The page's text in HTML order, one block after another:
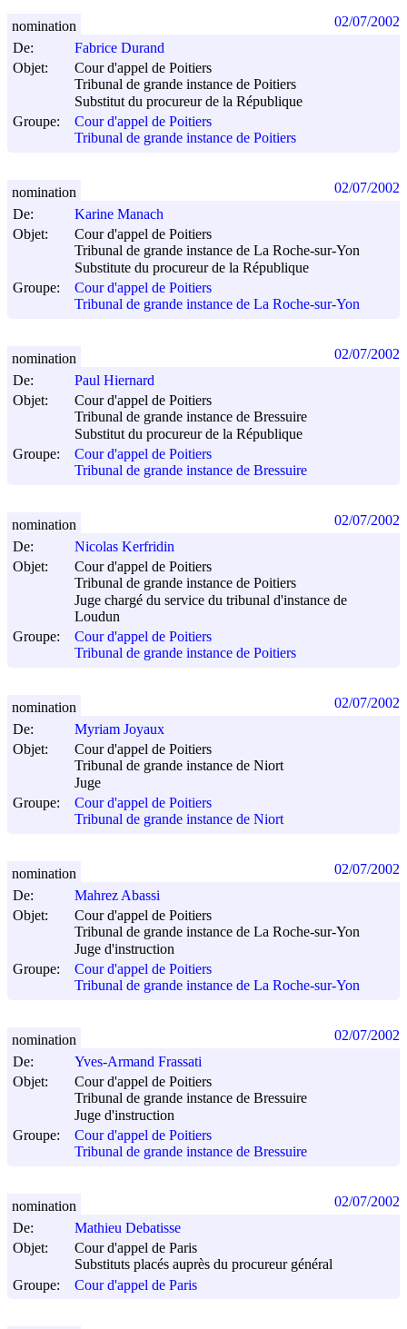
De:
Fabrice Durand
Objet:
Cour d'appel de Poitiers
Tribunal de grande instance de Poitiers
Substitut du procureur de la République
Groupe:
Cour d'appel de Poitiers
Tribunal de grande instance de Poitiers
nomination 02/07/2002
De:
Karine Manach
Objet:
Cour d'appel de Poitiers
Tribunal de grande instance de La Roche-sur-Yon
Substitute du procureur de la République
Groupe:
Cour d'appel de Poitiers
Tribunal de grande instance de La Roche-sur-Yon
nomination 02/07/2002
De:
Paul Hiernard
Objet:
Cour d'appel de Poitiers
Tribunal de grande instance de Bressuire
Substitut du procureur de la République
Groupe:
Cour d'appel de Poitiers
Tribunal de grande instance de Bressuire
nomination 02/07/2002
De:
Nicolas Kerfridin
Objet:
Cour d'appel de Poitiers
Tribunal de grande instance de Poitiers
Juge chargé du service du tribunal d'instance de
Loudun
Groupe:
Cour d'appel de Poitiers
Tribunal de grande instance de Poitiers
nomination 02/07/2002
De:
Myriam Joyaux
Objet:
Cour d'appel de Poitiers
Tribunal de grande instance de Niort
Juge
Groupe:
Cour d'appel de Poitiers
Tribunal de grande instance de Niort
nomination 02/07/2002
De:
Mahrez Abassi
Objet:
Cour d'appel de Poitiers
Tribunal de grande instance de La Roche-sur-Yon
Juge d'instruction
Groupe:
Cour d'appel de Poitiers
Tribunal de grande instance de La Roche-sur-Yon
nomination 02/07/2002
De:
Yves-Armand Frassati
Objet:
Cour d'appel de Poitiers
Tribunal de grande instance de Bressuire
Juge d'instruction
Groupe:
Cour d'appel de Poitiers
Tribunal de grande instance de Bressuire
nomination 02/07/2002
De:
Mathieu Debatisse
Objet:
Cour d'appel de Paris
Substituts placés auprès du procureur général
Groupe:
Cour d'appel de Paris
nomination 02/07/2002